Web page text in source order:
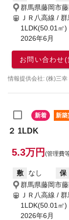
群馬県藤岡市藤
ＪＲ八高線 /
1LDK(50.01㎡)
2026年6月
お問い合わせ(
情報提供会社: (株)三
新着 新築
２ 1LDK
5.3万円 (管理費
敷 なし 保
群馬県藤岡市藤
ＪＲ八高線 /
1LDK(50.01㎡)
2026年6月